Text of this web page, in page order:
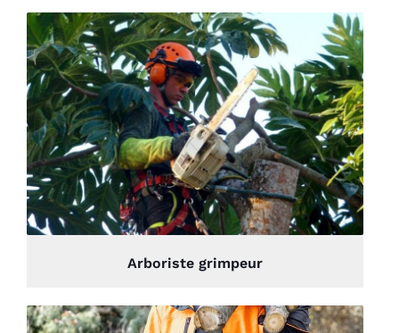
Arboriste grimpeur